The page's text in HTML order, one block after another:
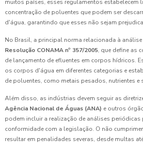
muitos países, esses regulamentos estabelecem
concentração de poluentes que podem ser
d'água, garantindo que esses não sejam
No Brasil, a principal norma relacionada à análise
Resolução CONAMA nº 357/2005, que define as
de lançamento de efluentes em corpos hídricos.
os corpos d'água em diferentes categorias e
de poluentes, como metais pesados, nutrientes
Além disso, as indústrias devem seguir as
Agência Nacional de Águas (ANA) e outros
podem incluir a realização de análises periódicas
conformidade com a legislação. O não
resultar em penalidades severas, desde multas